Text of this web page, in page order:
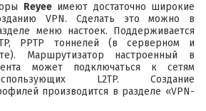
Reyeeимеют достаточно широкие
VPN. Сделать это можно в
меню настоек. Поддерживается
PPTP тоннелей (в серверном и
Маршрутизатор настроенный в
может подключаться к сетям
L2TP. Создание
производится в разделе «VPN-